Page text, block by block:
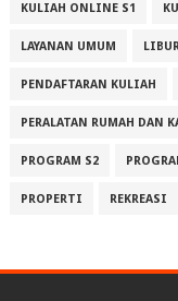
KULIAH ONLINE S1
LAYANAN UMUM
PENDAFTARAN KULIAH
PERALATAN RUMAH DAN
PROGRAM S2
PROPERTI REKREASI